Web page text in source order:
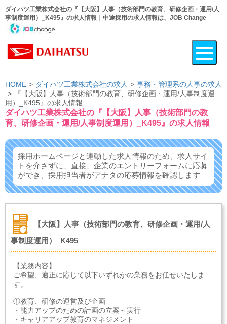
ダイハツ工業株式会社の『【大阪】人事（技術部門の教育、研修企画・運用/人
事制度運用）_K495』の求人情報｜中途採用の求人情報は、JOB Change
HOME ダイハツ工業株式会社の求人
事務・管理系の人事の求人
『【大阪】人事（技術部門の教育、研修企画・運用/人事制度運
用）_K495』の求人情報
ダイハツ工業株式会社の『【大阪】人事（技術部門の教
育、研修企画・運用/人事制度運用）_K495』の求人情報
採用ホームページと連動した求人情報のため、求人サイ
トを介さずに、 直接、企業のエントリーフォームに応募
ができ、 採用担当者がアナタの応募情報を確認します
【大阪】人事（技術部門の教育、研修企画・運用/人
事制度運用）_K495
【業務内容】
ご希望、適正に応じて以下いずれかの業務をお任せいたしま
す。
①教育、研修の運営及び企画
・能力アップのための計画の立案～実行
・キャリアアップ教育のマネジメント